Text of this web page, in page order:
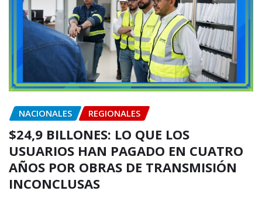
NACIONALES REGIONALES
$24,9 BILLONES: LO QUE LOS
USUARIOS HAN PAGADO EN CUATRO
AÑOS POR OBRAS DE TRANSMISIÓN
INCONCLUSAS